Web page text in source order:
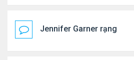
Jennifer Garner rạng rỡ